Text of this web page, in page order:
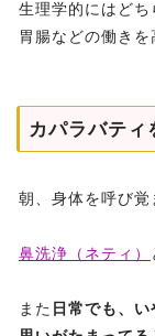
生理学的にはどち
胃腸などの働きを
カパラバティ
朝、身体を呼び覚
鼻洗浄（ネティ）
また 日常でも、